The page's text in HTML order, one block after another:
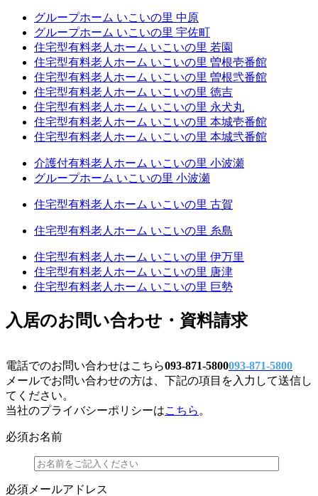
グループホーム いこいの里 中原
グループホーム いこいの里 宇佐町
住宅型有料老人ホーム いこいの里 若園
住宅型有料老人ホーム いこいの里 曽根壱番館
住宅型有料老人ホーム いこいの里 曽根弐番館
住宅型有料老人ホーム いこいの里 徳吉
住宅型有料老人ホーム いこいの里 永犬丸
住宅型有料老人ホーム いこいの里 本城壱番館
住宅型有料老人ホーム いこいの里 本城弐番館
介護付有料老人ホーム いこいの里 小波瀬
グループホーム いこいの里 小波瀬
住宅型有料老人ホーム いこいの里 古賀
住宅型有料老人ホーム いこいの里 糸島
住宅型有料老人ホーム いこいの里 伊万里
住宅型有料老人ホーム いこいの里 唐津
住宅型有料老人ホーム いこいの里 巨勢
入居のお問い合わせ・資料請求
電話でのお問い合わせはこちら093-871-5800093-871-5800
メールでお問い合わせの方は、下記の項目を入力して送信し
てください。
当社のプライバシーポリシーはこちら 。
必須お名前
必須 メールアドレス